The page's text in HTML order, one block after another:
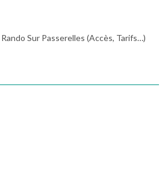
Sur Passerelles (Accès, Tarifs…)